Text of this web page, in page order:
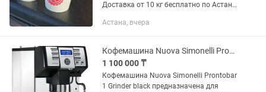
Доставка от 10 кг бесплатно по Астане
литра или с молоком на 4 литра. В
Астана, вчера
Кофемашина Nuova Simonelli Prontobar 1 Grinder black
1 100 000 ₸
Кофемашина Nuova Simonelli Prontobar
1 Grinder black предназначена для